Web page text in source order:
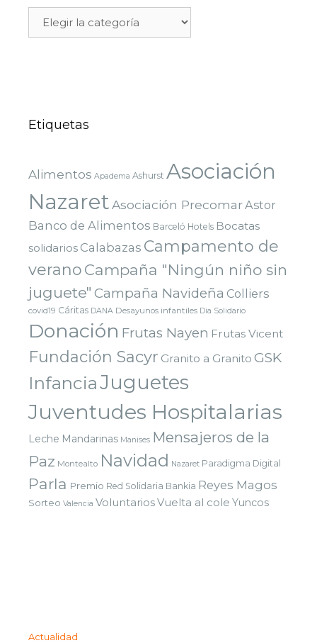
Etiquetas
Alimentos Apadema Ashurst Asociación
NazaretAsociación PrecomarAstor
Banco de Alimentos Barceló Hotels Bocatas
solidarios Calabazas Campamento de
verano Campaña "Ningún niño sin
juguete" Campaña Navideña Colliers
covid19 Cáritas DANA Desayunos infantiles Dia Solidario
Donación Frutas Nayen Frutas Vicent
Fundación Sacyr Granito a Granito GSK
InfanciaJuguetes
Juventudes Hospitalarias
Leche Mandarinas Manises Mensajeros de la
Paz Montealto Navidad Nazaret Paradigma Digital
Parla Premio Red Solidaria Bankia Reyes Magos
Sorteo Valencia VoluntariosVuelta al cole Yuncos
Actualidad